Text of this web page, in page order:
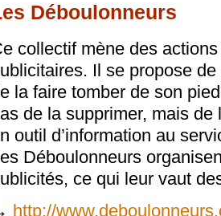
Déboulonneurs
collectif mène des
Il se propose
la faire tomber de son
de la supprimer, mais de
outil d’information au
Déboulonneurs
ce qui leur vaut
http://